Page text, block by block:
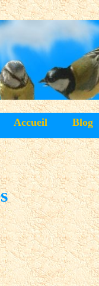
Blog
Accueil